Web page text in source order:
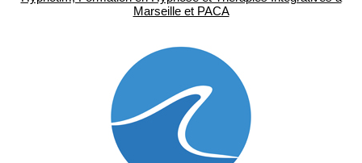
Marseille et PACA